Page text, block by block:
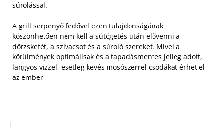
súrolással.
A grill serpenyő fedővel ezen tulajdonságának
köszönhetően nem kell a sütögetés után elővenni a
dörzskefét, a szivacsot és a súroló szereket. Mivel a
körülmények optimálisak és a tapadásmentes jelleg adott,
langyos vízzel, esetleg kevés mosószerrel csodákat érhet el
az ember.